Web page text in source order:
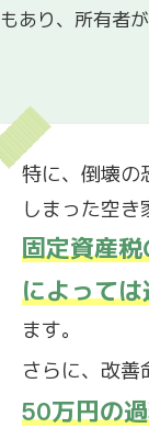
もあり、所有者
特に、倒壊の
しまった空き
固定資産
によって
ます。
さらに、改善
50万円の